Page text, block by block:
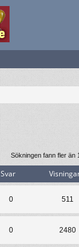
Sökningen fann fler än
Svar
0 511
0 2480